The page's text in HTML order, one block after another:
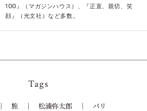
100』（マガジンハウス）、『正直、親切、笑
顔』（光文社）など多数。
Tags
旅 松浦弥太郎 パリ